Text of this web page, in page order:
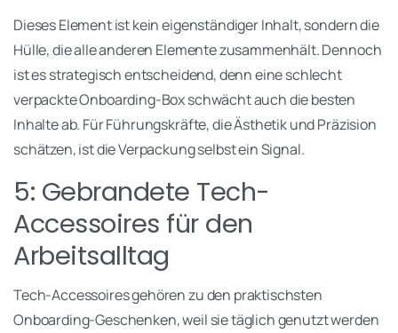
Dieses Element ist kein eigenständiger Inhalt, sondern die
Hülle, die alle anderen Elemente zusammenhält. Dennoch
ist es strategisch entscheidend, denn eine schlecht
verpackte Onboarding-Box schwächt auch die besten
Inhalte ab. Für Führungskräfte, die Ästhetik und Präzision
schätzen, ist die Verpackung selbst ein Signal.
5: Gebrandete Tech-
Accessoires für den
Arbeitsalltag
Tech-Accessoires gehören zu den praktischsten
Onboarding-Geschenken, weil sie täglich genutzt werden